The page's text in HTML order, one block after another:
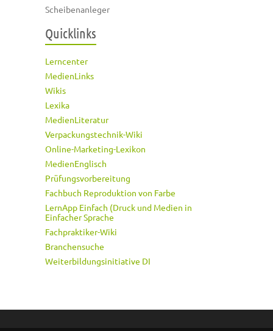
Scheibenanleger
Quicklinks
Lerncenter
MedienLinks
Wikis
Lexika
MedienLiteratur
Verpackungstechnik-Wiki
Online-Marketing-Lexikon
MedienEnglisch
Prüfungsvorbereitung
Fachbuch Reproduktion von Farbe
LernApp Einfach (Druck und Medien in
Einfacher Sprache
Fachpraktiker-Wiki
Branchensuche
Weiterbildungsinitiative DI